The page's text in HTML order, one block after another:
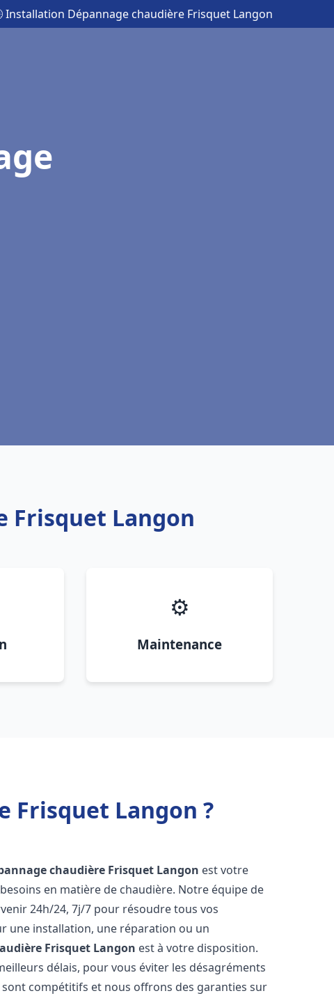
Installation Dépannage chaudière Frisquet Langon
Frisquet Langon
⚙️
Maintenance
Frisquet Langon ?
chaudière Frisquet Langon est votre
en matière de chaudière. Notre équipe de
24h/24, 7j/7 pour résoudre tous vos
une installation, une réparation ou un
Frisquet Langon est à votre disposition.
délais, pour vous éviter les désagréments
compétitifs et nous offrons des garanties sur